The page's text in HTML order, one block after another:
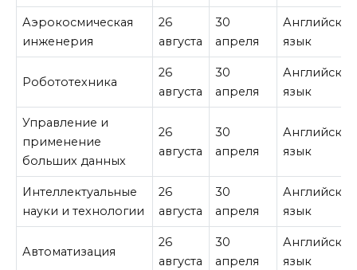
Аэрокосмическая
инженерия
26
августа
30
апреля
язык
Робототехника
26
августа
30
апреля
язык
Управление и
применение
больших данных
26
августа
30
апреля
язык
Интеллектуальные
науки и технологии
26
августа
30
апреля
язык
Автоматизация
26
августа
30
апреля
язык